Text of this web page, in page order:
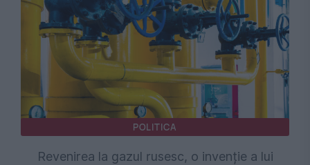
POLITICA
Revenirea la gazul rusesc, o invenție a lui